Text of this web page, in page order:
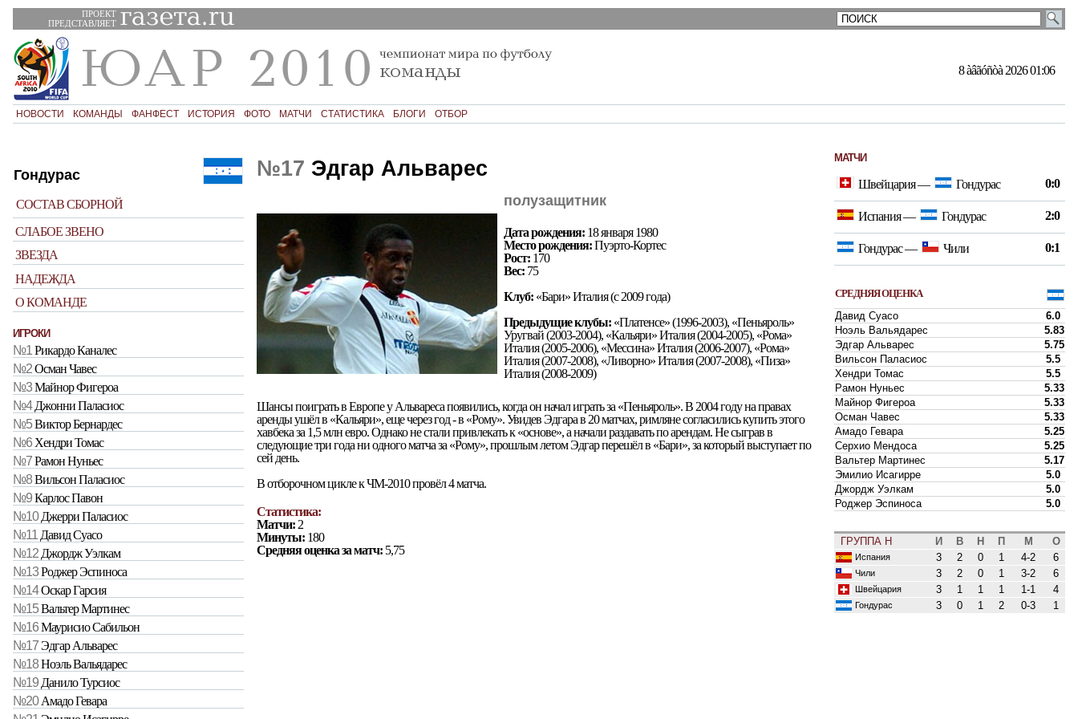
ПРОЕКТ
ПРЕДСТАВЛЯЕТ
8 àâãóñòà 2026 01:06
НОВОСТИ КОМАНДЫ ФАНФЕСТ ИСТОРИЯ ФОТО МАТЧИ СТАТИСТИКА БЛОГИ ОТБОР
Гондурас
СОСТАВ СБОРНОЙ
СЛАБОЕ ЗВЕНО
ЗВЕЗДА
НАДЕЖДА
О КОМАНДЕ
ИГРОКИ
№1Рикардо Каналес
№2Осман Чавес
№3Майнор Фигероа
№4 Джонни Паласиос
№5Виктор Бернардес
№6 Хендри Томас
№7Рамон Нуньес
№8Вильсон Паласиос
№9Карлос Павон
№10 Джерри Паласиос
№11 Давид Суасо
№12 Джордж Уэлкам
№13Роджер Эспиноса
№14Оскар Гарсия
№15Вальтер Мартинес
№16Маурисио Сабильон
№17Эдгар Альварес
№18Ноэль Вальядарес
№19 Данило Турсиос
№20 Амадо Гевара
№17 Эдгар Альварес
полузащитник
Дата рождения: 18 января 1980
Место рождения:Пуэрто-Кортес
Рост: 170
Вес: 75
Клуб: «Бари» Италия (с 2009 года)
Предыдущие клубы: «Платенсе» (1996-2003), «Пеньяроль»
Уругвай (2003-2004), «Кальяри» Италия (2004-2005), «Рома»
Италия (2005-2006), «Мессина» Италия (2006-2007), «Рома»
Италия (2007-2008), «Ливорно» Италия (2007-2008), «Пиза»
Италия (2008-2009)
Шансы поиграть в Европе у Альвареса появились, когда он начал играть за «Пеньяроль». В 2004 году на правах
аренды ушёл в «Кальяри», еще через год - в «Рому». Увидев Эдгара в 20 матчах, римляне согласились купить этого
хавбека за 1,5 млн евро. Однако не стали привлекать к «основе», а начали раздавать по арендам. Не сыграв в
следующие три года ни одного матча за «Рому», прошлым летом Эдгар перешёл в «Бари», за который выступает по
сей день.
В отборочном цикле к ЧМ-2010 провёл 4 матча.
Статистика:
Матчи: 2
Минуты: 180
Средняя оценка за матч: 5,75
МАТЧИ
Швейцария— Гондурас 0:0
Испания— Гондурас 2:0
Гондурас— Чили 0:1
СРЕДНЯЯ ОЦЕНКА
Давид Суасо
6.0
Ноэль Вальядарес
5.83
Эдгар Альварес
5.75
Вильсон Паласиос
5.5
Хендри Томас
5.5
Рамон Нуньес
5.33
Майнор Фигероа
5.33
Осман Чавес
5.33
Амадо Гевара
5.25
Серхио Мендоса
5.25
Вальтер Мартинес
5.17
Эмилио Исагирре
5.0
Джордж Уэлкам
5.0
Роджер Эспиноса
5.0
ГРУППА H И В Н П М О
Испания 3 2 0 1 4-2 6
Чили 3 2 0 1 3-2 6
Швейцария 3 1 1 1 1-1 4
Гондурас 3 0 1 2 0-3 1